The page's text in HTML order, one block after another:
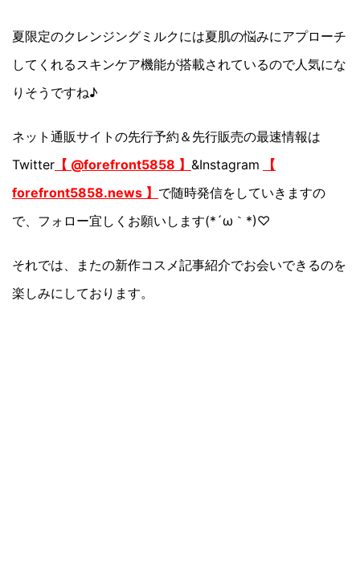
夏限定のクレンジングミルクには夏肌の悩みにアプローチ
してくれるスキンケア機能が搭載されているので人気にな
りそうですね♪
ネット通販サイトの先行予約＆先行販売の最速情報は
Twitter 【 @forefront5858 】 &Instagram
【
forefront5858.news 】 で随時発信をしていきますの
で、フォロー宜しくお願いします(*´ω｀*)♡
それでは、またの新作コスメ記事紹介でお会いできるのを
楽しみにしております。